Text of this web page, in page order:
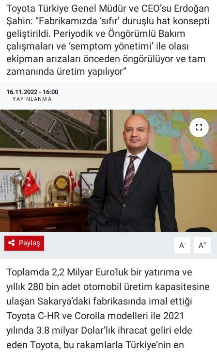
Toyota Türkiye Genel Müdür ve CEO’su Erdoğan
Şahin: “Fabrikamızda ‘sıfır’ duruşlu hat konsepti
geliştirildi. Periyodik ve Öngörümlü Bakım
çalışmaları ve ‘semptom yönetimi’ ile olası
ekipman arızaları önceden öngörülüyor ve tam
zamanında üretim yapılıyor”
16.11.2022 - 16:00
YAYINLANMA
Paylaş A- A+
Toplamda 2,2 Milyar Euro'luk bir yatırıma ve
yıllık 280 bin adet otomobil üretim kapasitesine
ulaşan Sakarya’daki fabrikasında imal ettiği
Toyota C-HR ve Corolla modelleri ile 2021
yılında 3.8 milyar Dolar’lık ihracat geliri elde
eden Toyota, bu rakamlarla Türkiye’nin en
Enerjisini Üreten Fabrikalar
Endüstri 4.0 Uygulamaları
Ağır Sanayi Çözümleri